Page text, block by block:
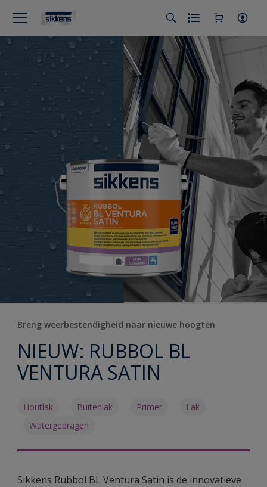
Breng weerbestendigheid naar nieuwe hoogten
NIEUW: RUBBOL BL
VENTURA SATIN
Houtlak Buitenlak Primer
Lak
Watergedragen
Sikkens Rubbol BL Ventura Satin is de innovatieve